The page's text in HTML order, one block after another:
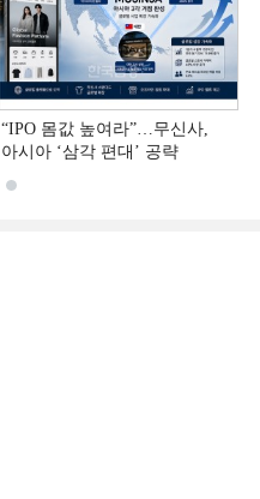
“IPO 몸값 높여라”…무신사,
아시아 ‘삼각 편대’ 공략